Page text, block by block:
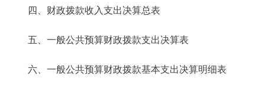
四、财政拨款收入支出决算总表
五、一般公共预算财政拨款支出决算表
六、一般公共预算财政拨款基本支出决算明细表